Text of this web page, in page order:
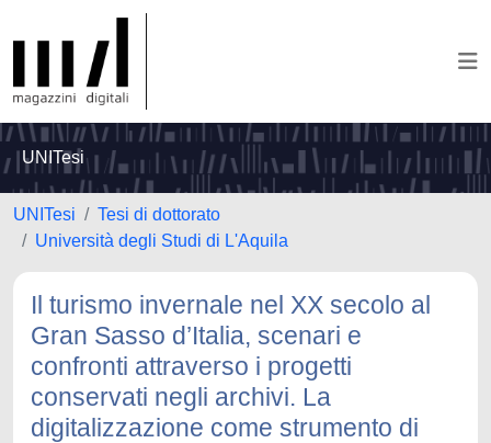
UNITesi
UNITesi
Tesi di dottorato
Università degli Studi di L'Aquila
Il turismo invernale nel XX secolo al
Gran Sasso d’Italia, scenari e
confronti attraverso i progetti
conservati negli archivi. La
digitalizzazione come strumento di